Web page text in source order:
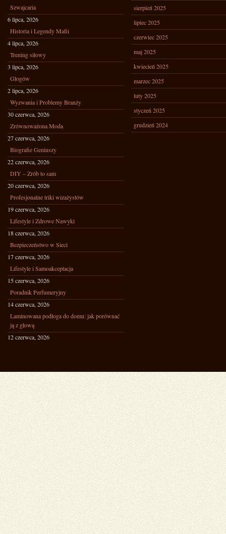
Szwajcaria
6 lipca, 2026
Historia i Legendy Mafii
4 lipca, 2026
Trening siłowy
3 lipca, 2026
Głogów
2 lipca, 2026
Wyzwania i Problemy Branży
30 czerwca, 2026
Zrównoważona Moda
27 czerwca, 2026
Biografie Geniuszy
22 czerwca, 2026
DIY – Zrób to sam
20 czerwca, 2026
Profesjonalne triki wizażystów
19 czerwca, 2026
Lifestyle i Zdrowe Nawyki
18 czerwca, 2026
Bezpieczeństwo w Sieci
17 czerwca, 2026
Lifestyle i Samoakceptacja
15 czerwca, 2026
Poradnik Perfumeryjny
14 czerwca, 2026
Laminowana podłoga do domu: jak porównać
ją z głową
12 czerwca, 2026
sierpień 2025
lipiec 2025
czerwiec 2025
maj 2025
kwiecień 2025
marzec 2025
luty 2025
styczeń 2025
grudzień 2024